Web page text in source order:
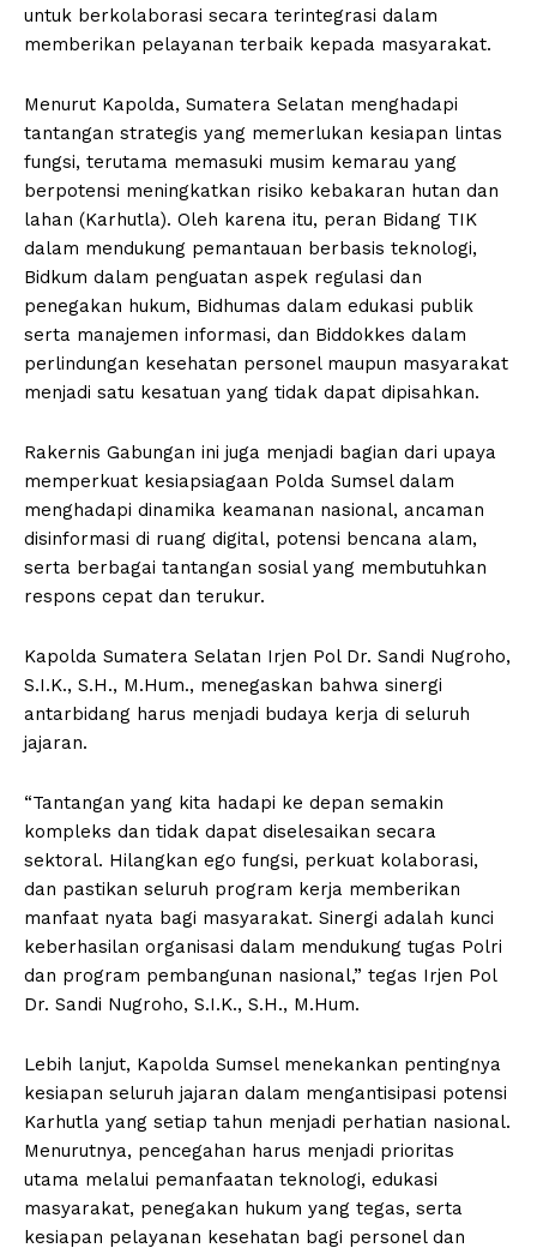
untuk berkolaborasi secara terintegrasi dalam
memberikan pelayanan terbaik kepada masyarakat.
Menurut Kapolda, Sumatera Selatan menghadapi
tantangan strategis yang memerlukan kesiapan lintas
fungsi, terutama memasuki musim kemarau yang
berpotensi meningkatkan risiko kebakaran hutan dan
lahan (Karhutla). Oleh karena itu, peran Bidang TIK
dalam mendukung pemantauan berbasis teknologi,
Bidkum dalam penguatan aspek regulasi dan
penegakan hukum, Bidhumas dalam edukasi publik
serta manajemen informasi, dan Biddokkes dalam
perlindungan kesehatan personel maupun masyarakat
menjadi satu kesatuan yang tidak dapat dipisahkan.
Rakernis Gabungan ini juga menjadi bagian dari upaya
memperkuat kesiapsiagaan Polda Sumsel dalam
menghadapi dinamika keamanan nasional, ancaman
disinformasi di ruang digital, potensi bencana alam,
serta berbagai tantangan sosial yang membutuhkan
respons cepat dan terukur.
Kapolda Sumatera Selatan Irjen Pol Dr. Sandi Nugroho,
S.I.K., S.H., M.Hum., menegaskan bahwa sinergi
antarbidang harus menjadi budaya kerja di seluruh
jajaran.
“Tantangan yang kita hadapi ke depan semakin
kompleks dan tidak dapat diselesaikan secara
sektoral. Hilangkan ego fungsi, perkuat kolaborasi,
dan pastikan seluruh program kerja memberikan
manfaat nyata bagi masyarakat. Sinergi adalah kunci
keberhasilan organisasi dalam mendukung tugas Polri
dan program pembangunan nasional,” tegas Irjen Pol
Dr. Sandi Nugroho, S.I.K., S.H., M.Hum.
Lebih lanjut, Kapolda Sumsel menekankan pentingnya
kesiapan seluruh jajaran dalam mengantisipasi potensi
Karhutla yang setiap tahun menjadi perhatian nasional.
Menurutnya, pencegahan harus menjadi prioritas
utama melalui pemanfaatan teknologi, edukasi
masyarakat, penegakan hukum yang tegas, serta
kesiapan pelayanan kesehatan bagi personel dan